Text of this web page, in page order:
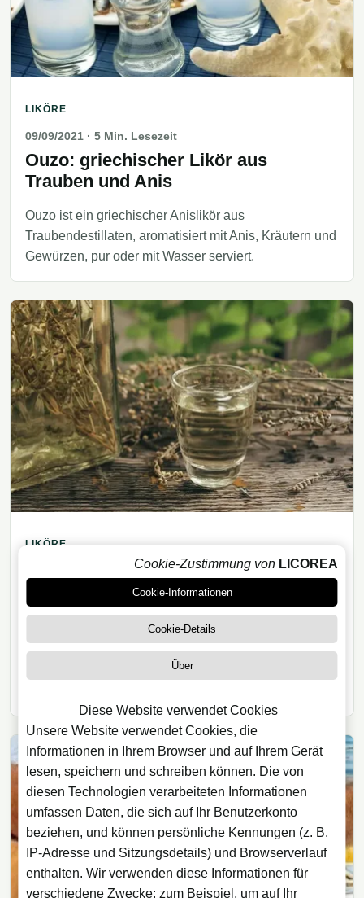
LIKÖRE
09/09/2021 · 5 Min. Lesezeit
Ouzo: griechischer Likör aus
Trauben und Anis
Ouzo ist ein griechischer Anislikör aus
Traubendestillaten, aromatisiert mit Anis, Kräutern und
Gewürzen, pur oder mit Wasser serviert.
LIKÖRE
· 4 Min. Lesezeit
Rakija Travarica: kroatischer
Kräuterschnaps
Rakija Travarica ist kroatischer Traubenbrand mit
Kräutern, verbunden mit Haustradition, Aperitifkultur
Cookie-Zustimmung von LICOREA
Cookie-Informationen
Cookie-Details
Über
Diese Website verwendet Cookies
Unsere Website verwendet Cookies, die
Informationen in Ihrem Browser und auf Ihrem Gerät
lesen, speichern und schreiben können. Die von
diesen Technologien verarbeiteten Informationen
umfassen Daten, die sich auf Ihr Benutzerkonto
beziehen, und können persönliche Kennungen (z. B.
IP-Adresse und Sitzungsdetails) und Browserverlauf
enthalten. Wir verwenden diese Informationen für
verschiedene Zwecke: zum Beispiel, um auf Ihr